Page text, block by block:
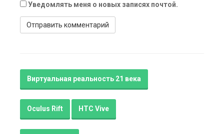
Уведомлять меня о новых записях почтой.
Виртуальная реальность 21 века
Oculus Rift HTC Vive